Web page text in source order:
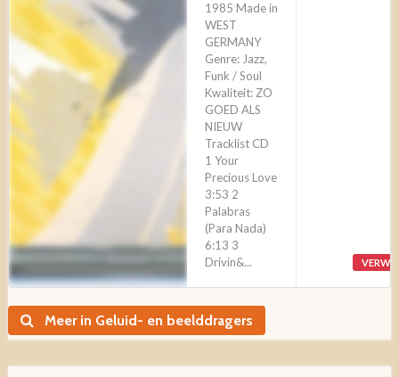
1985 Made in
WEST
GERMANY
Genre: Jazz,
Funk / Soul
Kwaliteit: ZO
GOED ALS
NIEUW
Tracklist CD
1 Your
Precious Love
3:53 2
Palabras
(Para Nada)
6:13 3
Drivin&...
Meer in Geluid- en beelddragers